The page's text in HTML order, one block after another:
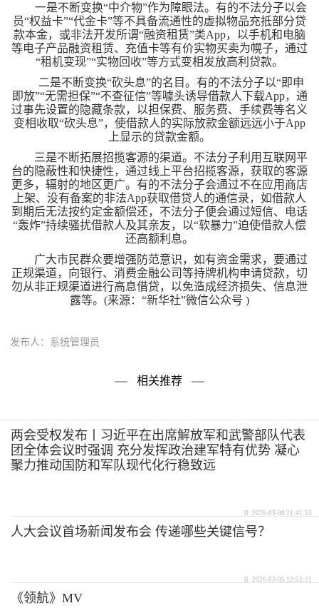
一是不断变换“中介物”作为障眼法。有的不法分子以会
员“权益卡”“代金卡”等不具备流通性的虚拟物品充抵部分贷
款本金，或非法开发所谓“融资租赁”类App，以手机和电脑
等电子产品融资租赁、充值卡等有价实物买卖为幌子，通过
“租机变现”“实物回收”等方式变相发放高利贷款。
二是不断变换“砍头息”的名目。有的不法分子以“即申
即放”“无需担保”“不查征信”等噱头诱导借款人下载App，通
过事先设置的隐藏条款，以担保费、服务费、手续费等名义
变相收取“砍头息”，使借款人的实际放款金额远远小于App
上显示的贷款金额。
三是不断拓展招揽客源的渠道。不法分子利用互联网平
台的隐蔽性和快捷性，通过线上平台招揽客源，获取的客源
更多，辐射的地区更广。有的不法分子会通过不在应用商店
上架、没有备案的非法App获取借贷人的通信录，如借款人
到期后无法按约定金额偿还，不法分子便会通过短信、电话
“轰炸”持续骚扰借款人及其亲友，以“软暴力”迫使借款人偿
还高额利息。
广大市民群众要增强防范意识，如有资金需求，要通过
正规渠道，向银行、消费金融公司等持牌机构申请贷款，切
勿从非正规渠道进行高息借贷，以免造成经济损失、信息泄
露等。(来源：“新华社”微信公众号 )
发布人：系统管理员
相关推荐
两会受权发布丨习近平在出席解放军和武警部队代表
团全体会议时强调 充分发挥政治建军特有优势 凝心
聚力推动国防和军队现代化行稳致远
2026-03-08 21:41:53
人大会议首场新闻发布会 传递哪些关键信号？
2026-03-05 12:52:21
《领航》MV